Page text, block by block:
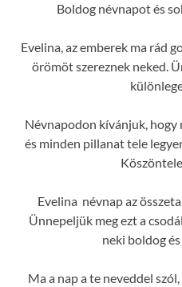
Boldog névnapot és
Evelina, az emberek ma rád
örömöt szereznek neked.
Névnapodon kívánjuk,
és minden pillanat tele
Evelina névnap az
Ünnepeljük meg ezt a
neki boldog
Ma a nap a te neveddel